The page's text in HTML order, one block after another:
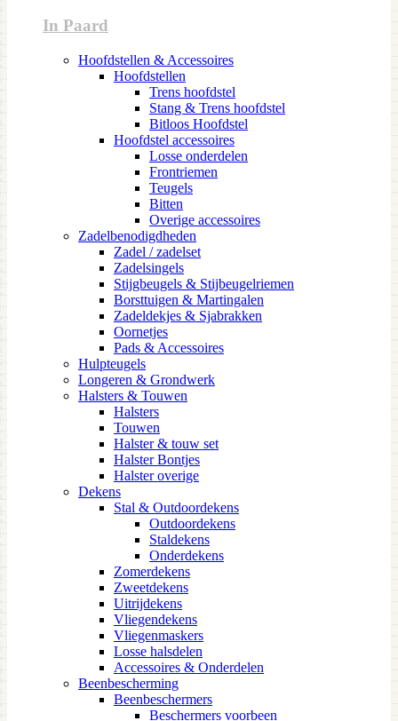
In Paard
Hoofdstellen & Accessoires
Hoofdstellen
Trens hoofdstel
Stang & Trens hoofdstel
Bitloos Hoofdstel
Hoofdstel accessoires
Losse onderdelen
Frontriemen
Teugels
Bitten
Overige accessoires
Zadelbenodigdheden
Zadel / zadelset
Zadelsingels
Stijgbeugels & Stijbeugelriemen
Borsttuigen & Martingalen
Zadeldekjes & Sjabrakken
Oornetjes
Pads & Accessoires
Hulpteugels
Longeren & Grondwerk
Halsters & Touwen
Halsters
Touwen
Halster & touw set
Halster Bontjes
Halster overige
Dekens
Stal & Outdoordekens
Outdoordekens
Staldekens
Onderdekens
Zomerdekens
Zweetdekens
Uitrijdekens
Vliegendekens
Vliegenmaskers
Losse halsdelen
Accessoires & Onderdelen
Beenbescherming
Beenbeschermers
Beschermers voorbeen